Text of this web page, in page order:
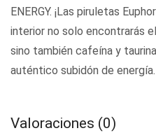
ENERGY. ¡Las piruletas
interior no solo encontrarás
sino también cafeína y
auténtico subidón de energía.
Valoraciones (0)